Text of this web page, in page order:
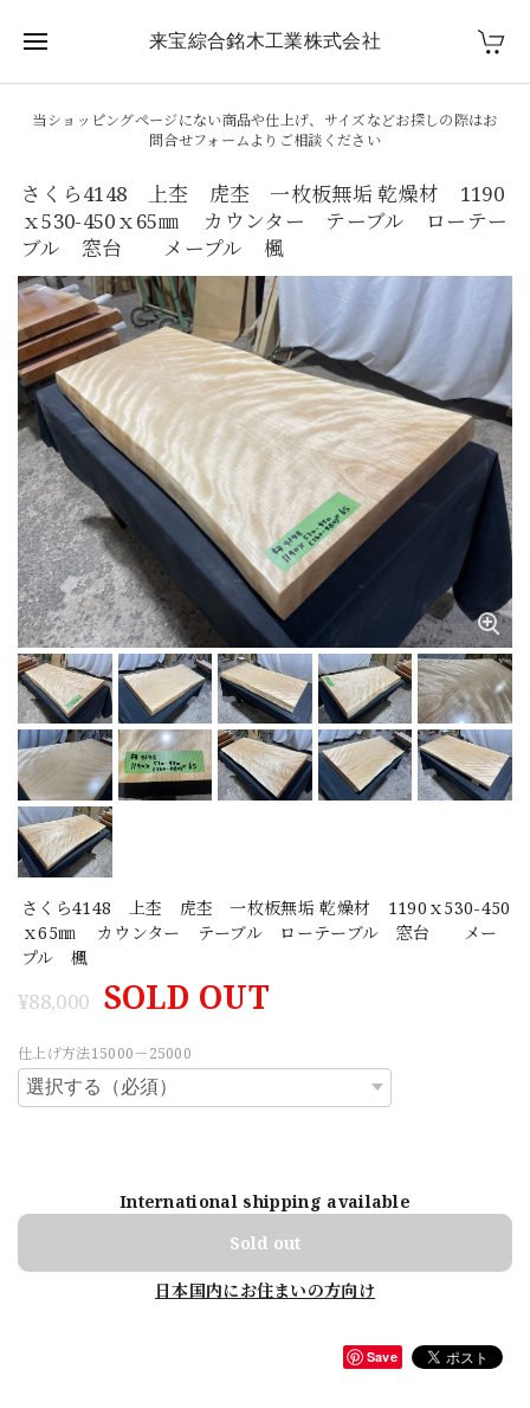
来宝綜合銘木工業株式会社
当ショッピングページにない商品や仕上げ、サイズなどお探しの際はお
問合せフォームよりご相談ください
さくら4148 上杢 虎杢 一枚板無垢 乾燥材 1190
ｘ530-450ｘ65㎜ カウンター テーブル ローテー
ブル 窓台 メープル 楓
さくら4148 上杢 虎杢 一枚板無垢 乾燥材 1190ｘ530-450
ｘ65㎜ カウンター テーブル ローテーブル 窓台 メー
プル 楓
¥88,000 SOLD OUT
仕上げ方法15000－25000
International shipping available
Sold out
日本国内にお住まいの方向け
Save